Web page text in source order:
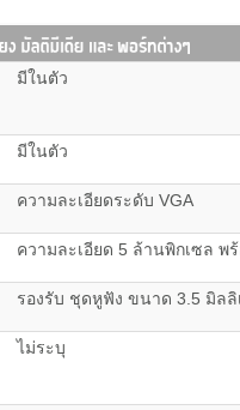
มีในตัว
มีในตัว
ความละเอียดระดับ VGA
ความละเอียด 5 ล้านพิกเซล พ
รองรับ ชุดหูฟัง ขนาด 3.5 มิลลิ
ไม่ระบุ